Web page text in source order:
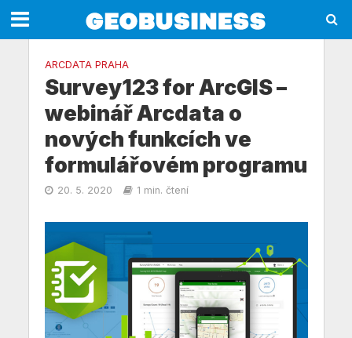
ARCDATA PRAHA
Survey123 for ArcGIS –
webinář Arcdata o
nových funkcích ve
formulářovém programu
20. 5. 2020 1 min. čtení